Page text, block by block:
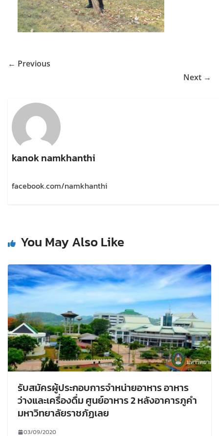
← Previous
Next →
kanok namkhanthi
facebook.com/namkhanthi
You May Also Like
รับสมัครผู้ประกอบการจำหน่ายอาหาร อาหาร
ว่างและเครื่องดื่ม ศูนย์อาหาร 2 หลังอาคารภูคำ
มหาวิทยาลัยราชภัฏเลย
03/09/2020